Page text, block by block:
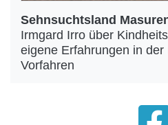
Sehnsuchtsland
Irmgard Irro über
eigene Erfahrungen in der
Vorfahren